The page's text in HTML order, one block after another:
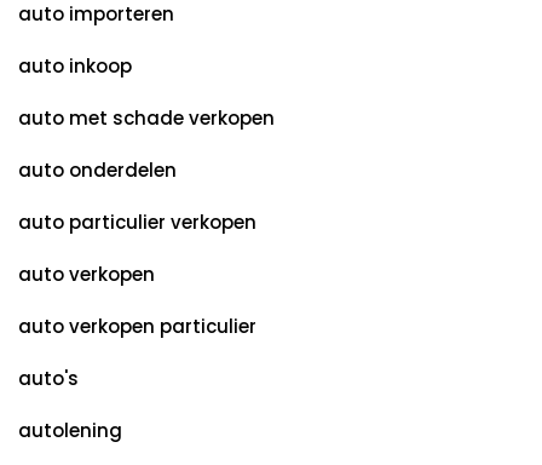
auto importeren
auto inkoop
auto met schade verkopen
auto onderdelen
auto particulier verkopen
auto verkopen
auto verkopen particulier
auto's
autolening